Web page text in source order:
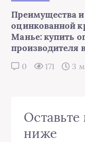
Преимущества и
оцинкованной
Манье: купить
производителя
0 171 3
ниже